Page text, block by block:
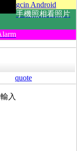
gcin Android
手機照相看照片
quote
入